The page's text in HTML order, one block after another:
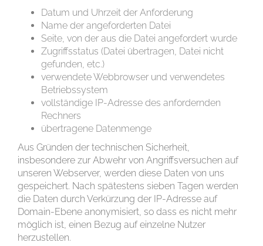
Datum und Uhrzeit der Anforderung
Name der angeforderten Datei
Seite, von der aus die Datei angefordert wurde
Zugriffsstatus (Datei übertragen, Datei nicht
gefunden, etc.)
verwendete Webbrowser und verwendetes
Betriebssystem
vollständige IP-Adresse des anfordernden
Rechners
übertragene Datenmenge
Aus Gründen der technischen Sicherheit,
insbesondere zur Abwehr von Angriffsversuchen auf
unseren Webserver, werden diese Daten von uns
gespeichert. Nach spätestens sieben Tagen werden
die Daten durch Verkürzung der IP-Adresse auf
Domain-Ebene anonymisiert, so dass es nicht mehr
möglich ist, einen Bezug auf einzelne Nutzer
herzustellen.